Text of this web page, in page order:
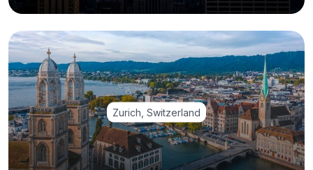
Zurich, Switzerland